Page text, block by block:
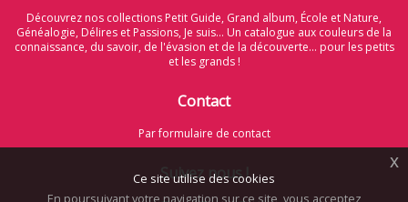
Ce site utilise des cookies
En poursuivant votre navigation sur ce site, vous acceptez
x
Découvrez nos collections Petit Guide, Grand album, École et Nature,
Généalogie, Délires et Passions, Je suis... Un catalogue aux couleurs de la
connaissance, du savoir, de l'évasion et de la découverte... pour les petits
et les grands !
Contact
Par formulaire de contact
Suivez nous !